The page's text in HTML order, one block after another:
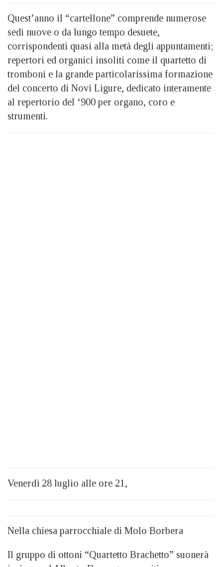
Quest’anno il “cartellone” comprende numerose
sedi nuove o da lungo tempo desuete,
corrispondenti quasi alla metà degli appuntamenti;
repertori ed organici insoliti come il quartetto di
tromboni e la grande particolarissima formazione
del concerto di Novi Ligure, dedicato interamente
al repertorio del ‘900 per organo, coro e
strumenti.
Venerdì 28 luglio alle ore 21,
Nella chiesa parrocchiale di Molo Borbera
Il gruppo di ottoni “Quartetto Brachetto” suonerà